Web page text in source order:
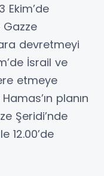
devretmeyi
İsrail ve
etmeye
planın
Şeridi’nde
12.00’de